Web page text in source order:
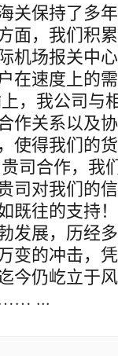
关保持了多
面，我们积
机场报关中
在速度上的
，我公司与
作关系以及
使得我们的
司合作，我
司对我们的
既往的支持
发展，历经
变的冲击，
今仍屹立于
…… ...